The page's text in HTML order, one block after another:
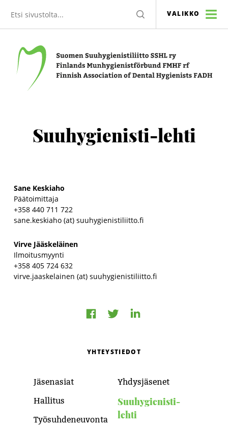
sivustolta
HAE VALIKKO
YHTEYSTIEDOT
Jäsenasiat
Hallitus
Työsuhdeneuvonta
Yhdysjäsenet
Suuhygienisti-
lehti
Suuhygienisti-lehti
Sane Keskiaho
Päätoimittaja
+358 440 711 722
sane.keskiaho (at) suuhygienistiliitto.fi
Virve Jääskeläinen
Ilmoitusmyynti
+358 405 724 632
virve.jaaskelainen (at) suuhygienistiliitto.fi
Jaa
Jaa